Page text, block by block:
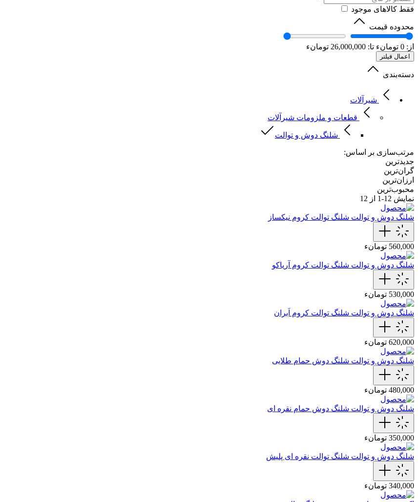
فقط کالاهای موجود
محدوده قیمت
از: 0 تومانء تا: 26,000,000 تومانء
اعمال فیلتر
دسته‌بندی
شیرآلات
قطعات و ملزومات شیرآلات
شلنگ دوش و توالت
مرتب‌سازی بر اساس:
جدیدترین
گران‌ترین
ارزان‌ترین
محبوب‌ترین
نمایش 12-1 از 12
شلنگ دوش و توالت شلنگ توالت کروم نیکساز
560,000 تومانء
شلنگ دوش و توالت شلنگ توالت کروم آریاکو
530,000 تومانء
شلنگ دوش و توالت شلنگ توالت کروم اَبران
620,000 تومانء
شلنگ دوش و توالت شلنگ دوش حمام طلایی
480,000 تومانء
شلنگ دوش و توالت شلنگ دوش حمام نقره ای
350,000 تومانء
شلنگ دوش و توالت شلنگ توالت نقره ای پلیش
340,000 تومانء